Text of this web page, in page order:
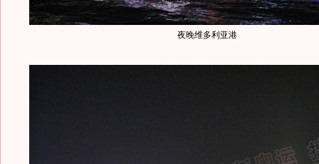
夜晚维多利亚港